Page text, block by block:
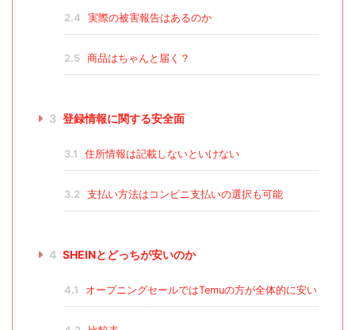
2.4 実際の被害報告はあるのか
2.5 商品はちゃんと届く？
3 登録情報に関する安全面
3.1 住所情報は記載しないといけない
3.2 支払い方法はコンビニ支払いの選択も可能
4 SHEINとどっちが安いのか
4.1 オープニングセールではTemuの方が全体的に安い